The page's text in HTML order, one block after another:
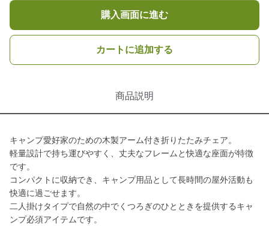
購入画面に進む
カートに追加する
商品説明
キャンプ愛好家のための木製アーム付き折りたたみチェア。
軽量設計で持ち運びやすく、丈夫なフレームと快適な座面が特徴
です。
コンパクトに収納でき、キャンプ用品として長時間の屋外活動も
快適に過ごせます。
二人掛けタイプで自然の中でくつろぎのひとときを提供するキャ
ンプ必須アイテムです。